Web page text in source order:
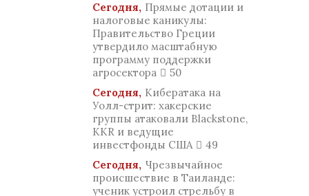
Сегодня, Прямые дотации и
налоговые каникулы:
Правительство Греции
утвердило масштабную
программу поддержки
агросектора
50
Сегодня, Кибератака на
Уолл-стрит: хакерские
группы атаковали Blackstone,
KKR и ведущие
инвестфонды США
49
Сегодня, Чрезвычайное
происшествие в Таиланде:
ученик устроил стрельбу в